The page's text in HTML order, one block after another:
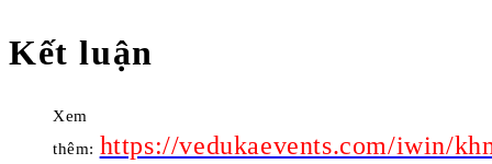
Kết luận
Xem
thêm: https://vedukaevents.com/iwin/